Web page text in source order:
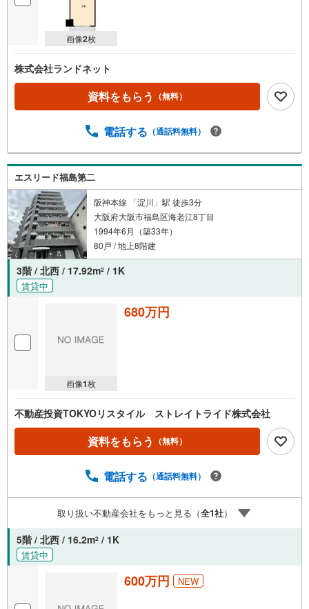
画像2枚
株式会社ランドネット
資料をもらう （無料）
電話する （通話料無料）
エスリード福島第二
阪神本線 「淀川」駅 徒歩3分
大阪府大阪市福島区海老江8丁目
1994年6月（築33年）
80戸 / 地上8階建
3階 / 北西 / 17.92m2 / 1K
賃貸中
画像1枚
680万円
不動産投資TOKYOリスタイル ストレイトライド株式会社
資料をもらう （無料）
電話する （通話料無料）
取り扱い不動産会社をもっと見る（全1社）
5階 / 北西 / 16.2m2 / 1K
賃貸中
600万円 NEW